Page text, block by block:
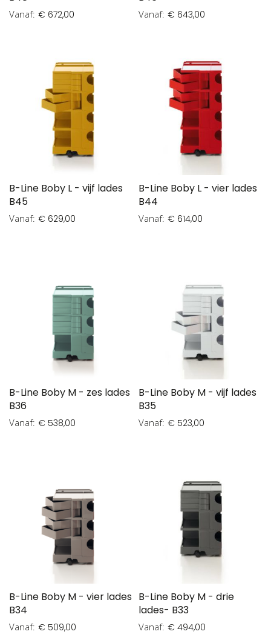
Vanaf € 672,00 Vanaf € 643,00
B-Line Boby L - vijf lades
B45
Vanaf € 629,00
B-Line Boby L - vier lades
B44
Vanaf € 614,00
B-Line Boby M - zes lades
B36
Vanaf € 538,00
B-Line Boby M - vijf lades
B35
Vanaf € 523,00
B-Line Boby M - vier lades
B34
Vanaf € 509,00
B-Line Boby M - drie
lades- B33
Vanaf € 494,00